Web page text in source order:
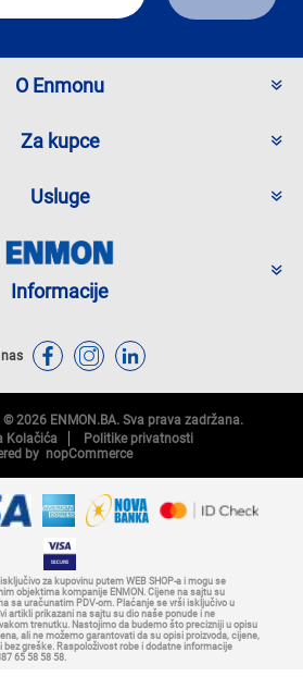
O Enmonu
Za kupce
Usluge
Informacije
2026 ENMON.BA. Sva prava zadržana.
Kolačića
Politike privatnosti
by nopCommerce
za kupovinu putem WEB SHOP-a i mogu se
objektima kompanije ENMON. Cijene na sajtu su
sa uračunatim PDV-om. Plaćanje se vrši isključivo u
artikli prikazani na sajtu su dio naše ponude i ne
trenutku. Nastojimo da budemo što precizniji u opisu
ali ne možemo garantovati da su opisi proizvoda, cijene,
greške. Raspoloživost robe i dodatne informacije
65 58 58 58.